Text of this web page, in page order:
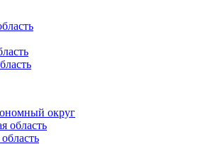
округ
область